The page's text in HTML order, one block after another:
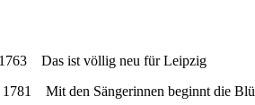
Das ist völlig neu für Leipzig
Mit den Sängerinnen beginnt die